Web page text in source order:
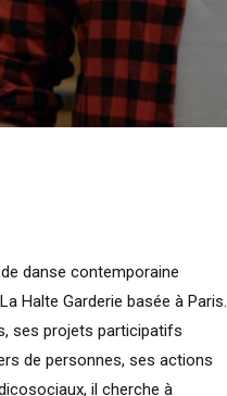
danse contemporaine
Halte Garderie basée à Paris.
ses projets participatifs
de personnes, ses actions
il cherche à